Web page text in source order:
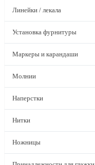
Линейки / лекала
Установка фурнитуры
Маркеры и карандаши
Молнии
Наперстки
Нитки
Ножницы